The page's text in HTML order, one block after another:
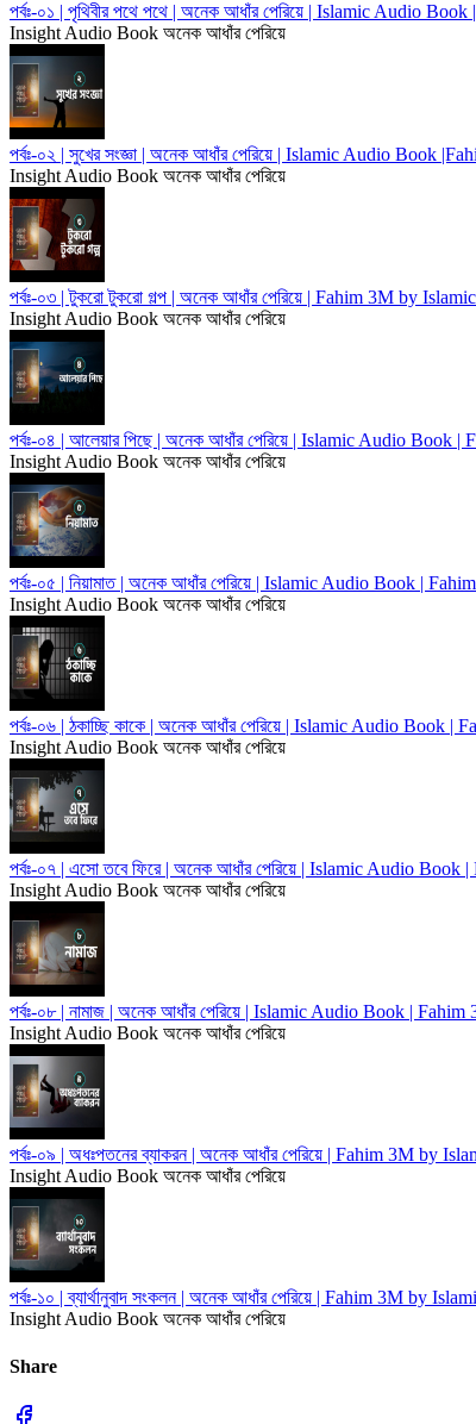
পর্বঃ-০১ | পৃথিবীর পথে পথে | অনেক আধাঁর পেরিয়ে | Islamic Audio
Insight Audio Book অনেক আধাঁর পেরিয়ে
পর্বঃ-০২ | সুখের সংজ্ঞা | অনেক আধাঁর পেরিয়ে | Islamic Audio Book
Insight Audio Book অনেক আধাঁর পেরিয়ে
পর্বঃ-০৩ | টুকরো টুকরো গল্প | অনেক আধাঁর পেরিয়ে | Fahim 3M by
Insight Audio Book অনেক আধাঁর পেরিয়ে
পর্বঃ-০৪ | আলেয়ার পিছে | অনেক আধাঁর পেরিয়ে | Islamic Audio
Insight Audio Book অনেক আধাঁর পেরিয়ে
পর্বঃ-০৫ | নিয়ামাত | অনেক আধাঁর পেরিয়ে | Islamic Audio Book |
Insight Audio Book অনেক আধাঁর পেরিয়ে
পর্বঃ-০৬ | ঠকাচ্ছি কাকে | অনেক আধাঁর পেরিয়ে | Islamic Audio
Insight Audio Book অনেক আধাঁর পেরিয়ে
পর্বঃ-০৭ | এসো তবে ফিরে | অনেক আধাঁর পেরিয়ে | Islamic Audio
Insight Audio Book অনেক আধাঁর পেরিয়ে
পর্বঃ-০৮ | নামাজ | অনেক আধাঁর পেরিয়ে | Islamic Audio Book |
Insight Audio Book অনেক আধাঁর পেরিয়ে
পর্বঃ-০৯ | অধঃপতনের ব্যাকরন | অনেক আধাঁর পেরিয়ে | Fahim 3M by
Insight Audio Book অনেক আধাঁর পেরিয়ে
পর্বঃ-১০ | ব্যার্থানুবাদ সংকলন | অনেক আধাঁর পেরিয়ে | Fahim 3M by
Insight Audio Book অনেক আধাঁর পেরিয়ে
Share